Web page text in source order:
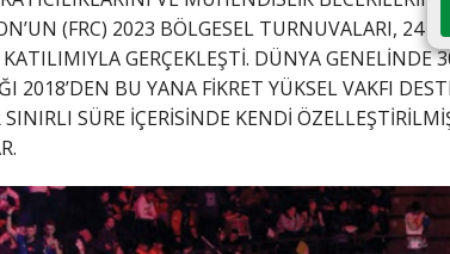
(FRC) 2023 BÖLGESEL TURNUVALARI, 24
GERÇEKLEŞTİ. DÜNYA GENELİNDE
BU YANA FİKRET YÜKSEL VAKFI
SÜRE İÇERİSİNDE KENDİ